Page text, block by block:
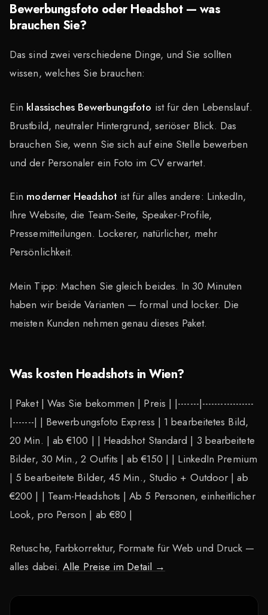
Bewerbungsfoto oder Headshot — was
brauchen Sie?
Das sind zwei verschiedene Dinge, und Sie sollten
wissen, welches Sie brauchen:
Ein klassisches Bewerbungsfoto ist für den Lebenslauf.
Brustbild, neutraler Hintergrund, seriöser Blick. Das
brauchen Sie, wenn Sie sich auf eine Stelle bewerben
und der Personaler ein Foto im CV erwartet.
Ein moderner Headshot ist für alles andere: LinkedIn,
Ihre Website, die Team-Seite, Speaker-Profile,
Pressemitteilungen. Lockerer, natürlicher, mehr
Persönlichkeit.
Mein Tipp: Machen Sie gleich beides. In 30 Minuten
haben wir beide Varianten — formal und locker. Die
meisten Kunden nehmen genau dieses Paket.
Was kosten Headshots in Wien?
| Paket | Was Sie bekommen | Preis | |-------|-----------------
|-------| | Bewerbungsfoto Express | 1 bearbeitetes Bild,
20 Min. | ab €100 | | Headshot Standard | 3 bearbeitete
Bilder, 30 Min., 2 Outfits | ab €150 | | LinkedIn Premium
| 5 bearbeitete Bilder, 45 Min., Studio + Outdoor | ab
€200 | | Team-Headshots | Ab 5 Personen, einheitlicher
Look, pro Person | ab €80 |
Retusche, Farbkorrektur, Formate für Web und Druck —
alles dabei.Alle Preise im Detail →